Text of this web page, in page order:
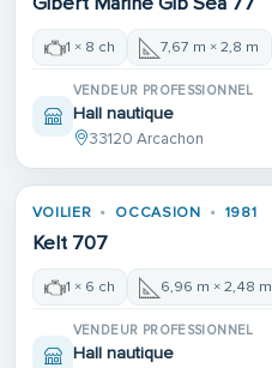
1 × 8 ch 7,67 m × 2,8 m
VENDEUR PROFESSIONNEL
Hall nautique
33120 Arcachon
VOILIER OCCASION 1981
Kelt 707
1 × 6 ch 6,96 m × 2,48 m
VENDEUR PROFESSIONNEL
Hall nautique